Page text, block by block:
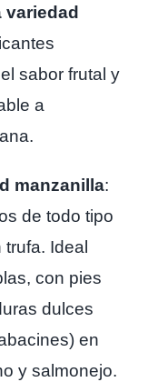
sabor frutal y
a
manzanilla:
de todo tipo
Ideal
con pies
dulces
en
y salmonejo.